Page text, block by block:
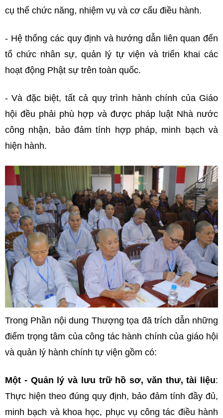
cụ thể chức năng, nhiệm vụ và cơ cấu điều hành.
- Hệ thống các quy định và hướng dẫn liên quan đến
tổ chức nhân sự, quản lý tự viện và triển khai các
hoạt động Phật sự trên toàn quốc.
- Và đặc biệt, tất cả quy trình hành chính của Giáo
hội đều phải phù hợp và được pháp luật Nhà nước
công nhận, bảo đảm tính hợp pháp, minh bạch và
hiện hành.
Trong Phần nội dung Thượng tọa đã trích dẫn những
điểm trọng tâm của công tác hành chính của giáo hội
và quản lý hành chính tự viện gồm có:
Một - Quản lý và lưu trữ hồ sơ, văn thư, tài liệu:
Thực hiện theo đúng quy định, bảo đảm tính đầy đủ,
minh bạch và khoa học, phục vụ công tác điều hành